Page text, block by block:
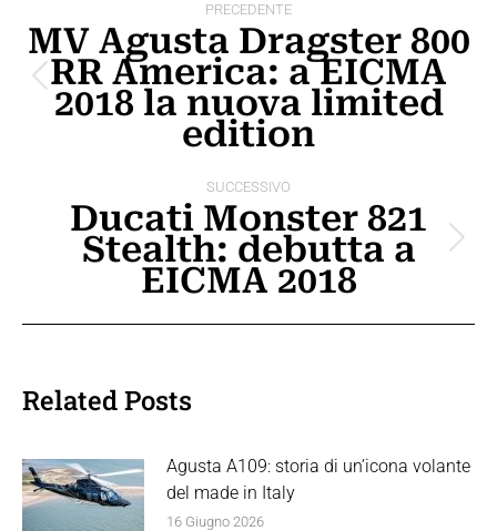
tra
post
PRECEDENTE
Post
precedente:
MV Agusta Dragster 800
RR America: a EICMA
2018 la nuova limited
edition
SUCCESSIVO
Prossimo
post:
Ducati Monster 821
Stealth: debutta a
EICMA 2018
Related Posts
Agusta A109: storia di un’icona volante
del made in Italy
16 Giugno 2026